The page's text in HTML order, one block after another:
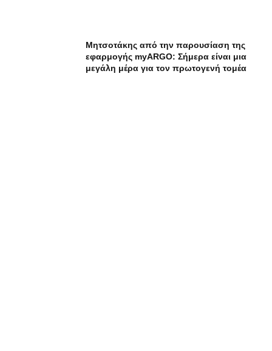
Μητσοτάκης από την παρουσίαση της
εφαρμογής myARGO: Σήμερα είναι μια
μεγάλη μέρα για τον πρωτογενή τομέα